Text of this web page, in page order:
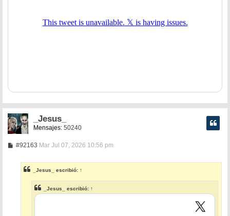
_Jesus_
Mensajes: 50240
#92163M
a
j
e
Mar Jul 07, 2026 10:56 pm
_Jesus_ escribió: ↑
_Jesus_ escribió: ↑